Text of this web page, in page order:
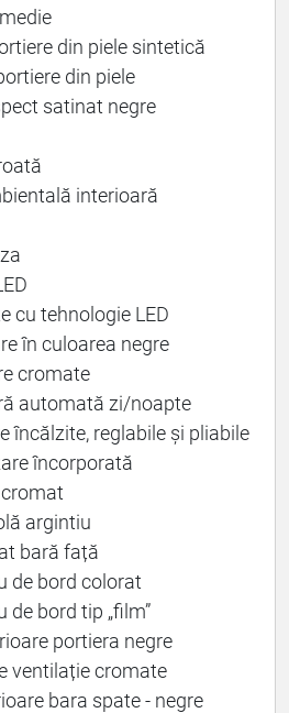
din piele sintetică
din piele
satinat negre
interioară
cu tehnologie LED
în culoarea negre
cromate
automată zi/noapte
încălzite, reglabile și pliabile
încorporată
argintiu
bară față
de bord colorat
de bord tip „film”
portiera negre
ventilație cromate
bara spate - negre